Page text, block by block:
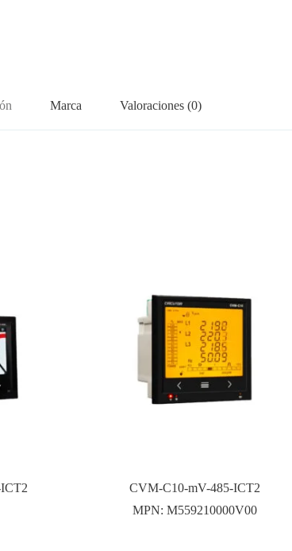
Marca Valoraciones (0)
CVM-C10-mV-485-ICT2
MPN: M559210000V00